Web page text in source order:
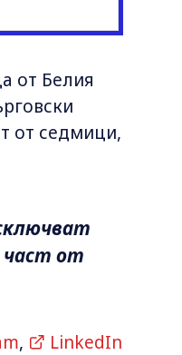
от Белия
от седмици,
част от
,
LinkedIn